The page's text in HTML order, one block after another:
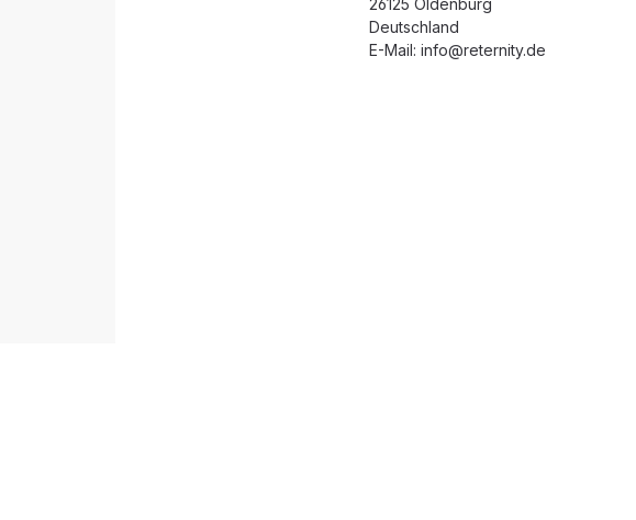
26125 Oldenburg
Deutschland
E-Mail: info@reternity.de